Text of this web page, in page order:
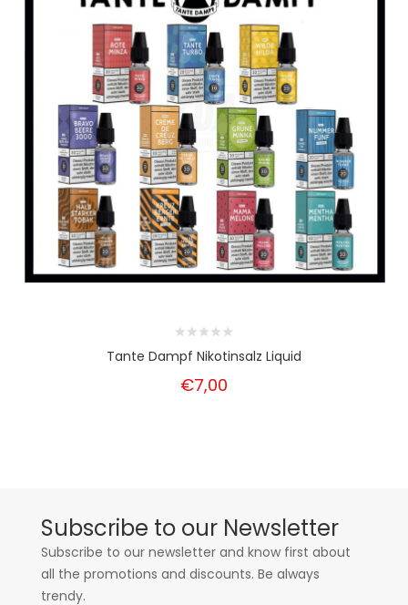
Tante Dampf Nikotinsalz Liquid
€7,00
Subscribe to our Newsletter
Subscribe to our newsletter and know first about
all the promotions and discounts. Be always
trendy.